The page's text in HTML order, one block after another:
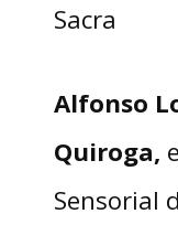
Sacra
Alfonso
Quiroga,
Sensorial